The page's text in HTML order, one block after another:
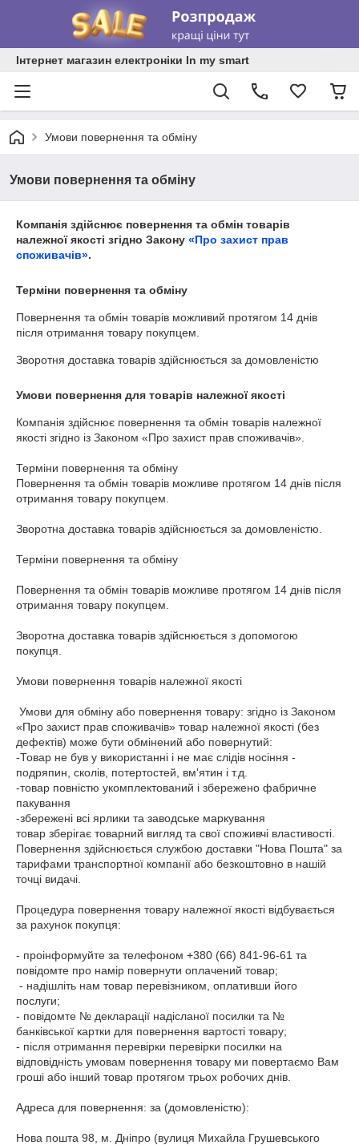
Інтернет магазин електроніки In my smart
Умови повернення та обміну
Умови повернення та обміну
Компанія здійснює повернення та обмін товарів
належної якості згідно Закону «Про захист прав
споживачів».
Терміни повернення та обміну
Повернення та обмін товарів можливий протягом 14 днів
після отримання товару покупцем.
Зворотня доставка товарів здійснюється за домовленістю
Умови повернення для товарів належної якості
Компанія здійснює повернення та обмін товарів належної
якості згідно із Законом «Про захист прав споживачів».
Терміни повернення та обміну
Повернення та обмін товарів можливе протягом 14 днів після
отримання товару покупцем.
Зворотна доставка товарів здійснюється за домовленістю.
Терміни повернення та обміну
Повернення та обмін товарів можливе протягом 14 днів після
отримання товару покупцем.
Зворотна доставка товарів здійснюється з допомогою
покупця.
Умови повернення товарів належної якості
«Про захист прав споживачів» товар належної якості (без
дефектів) може бути обмінений або повернутий:
-Товар не був у використанні і не має слідів носіння -
подряпин, сколів, потертостей, вм'ятин і т.д.
-товар повністю укомплектований і збережено фабричне
пакування
-збережені всі ярлики та заводське маркування
товар зберігає товарний вигляд та свої споживчі властивості.
Повернення здійснюється службою доставки "Нова Пошта" за
тарифами транспортної компанії або безкоштовно в нашій
точці видачі.
Процедура повернення товару належної якості відбувається
за рахунок покупця:
- проінформуйте за телефоном +380 (66) 841-96-61 та
повідомте про намір повернути оплачений товар;
послуги;
- повідомте № декларації надісланої посилки та №
банківської картки для повернення вартості товару;
- після отримання перевірки перевірки посилки на
відповідність умовам повернення товару ми повертаємо Вам
гроші або інший товар протягом трьох робочих днів.
Адреса для повернення: за (домовленістю):
Нова пошта 98, м. Дніпро (вулиця Михайла Грушевського